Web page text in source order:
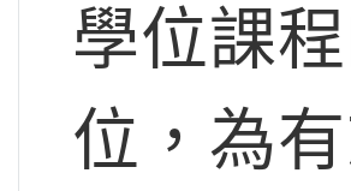
學位課
位，為